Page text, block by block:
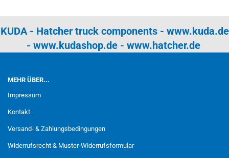
KUDA - Hatcher truck components - www.kuda.de
- www.kudashop.de- www.hatcher.de
MEHR ÜBER...
Impressum
Kontakt
Versand- & Zahlungsbedingungen
Widerrufsrecht & Muster-Widerrufsformular